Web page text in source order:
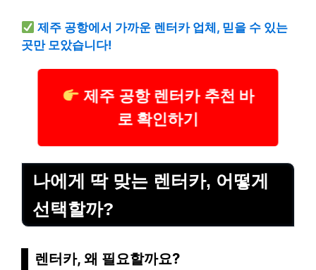
제주 공항에서 가까운 렌터카 업체, 믿을 수 있는
곳만 모았습니다!
제주 공항 렌터카 추천 바
로 확인하기
나에게 딱 맞는 렌터카, 어떻게
선택할까?
렌터카, 왜 필요할까요?